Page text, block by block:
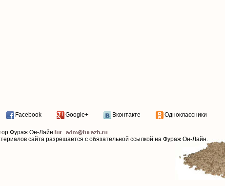
Facebook Google+ Вконтакте Одноклассники
Фураж Он-Лайн
сайта разрешается с обязательной ссылкой на Фураж Он-Лайн.